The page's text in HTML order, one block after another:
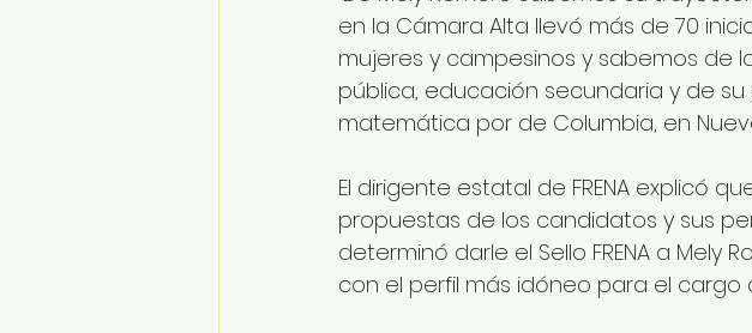
en la Cámara Alta llevó más de 70
mujeres y campesinos y sabemos de
pública, educación secundaria y de
matemática por de Columbia, en
El dirigente estatal de FRENA explicó
propuestas de los candidatos y sus
determinó darle el Sello FRENA a
con el perfil más idóneo para el cargo